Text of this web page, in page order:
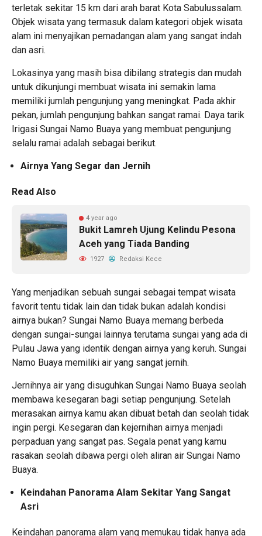
terletak sekitar 15 km dari arah barat Kota Sabulussalam.
Objek wisata yang termasuk dalam kategori objek wisata
alam ini menyajikan pemadangan alam yang sangat indah
dan asri.
Lokasinya yang masih bisa dibilang strategis dan mudah
untuk dikunjungi membuat wisata ini semakin lama
memiliki jumlah pengunjung yang meningkat. Pada akhir
pekan, jumlah pengunjung bahkan sangat ramai. Daya tarik
Irigasi Sungai Namo Buaya yang membuat pengunjung
selalu ramai adalah sebagai berikut.
Airnya Yang Segar dan Jernih
Read Also
4 year ago
Bukit Lamreh Ujung Kelindu Pesona
Aceh yang Tiada Banding
1927 Redaksi Kece
Yang menjadikan sebuah sungai sebagai tempat wisata
favorit tentu tidak lain dan tidak bukan adalah kondisi
airnya bukan? Sungai Namo Buaya memang berbeda
dengan sungai-sungai lainnya terutama sungai yang ada di
Pulau Jawa yang identik dengan airnya yang keruh. Sungai
Namo Buaya memiliki air yang sangat jernih.
Jernihnya air yang disuguhkan Sungai Namo Buaya seolah
membawa kesegaran bagi setiap pengunjung. Setelah
merasakan airnya kamu akan dibuat betah dan seolah tidak
ingin pergi. Kesegaran dan kejernihan airnya menjadi
perpaduan yang sangat pas. Segala penat yang kamu
rasakan seolah dibawa pergi oleh aliran air Sungai Namo
Buaya.
Keindahan Panorama Alam Sekitar Yang Sangat
Asri
Keindahan panorama alam yang memukau tidak hanya ada